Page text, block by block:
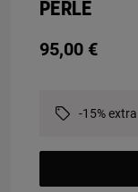
PERLE
95,00 €
-15%